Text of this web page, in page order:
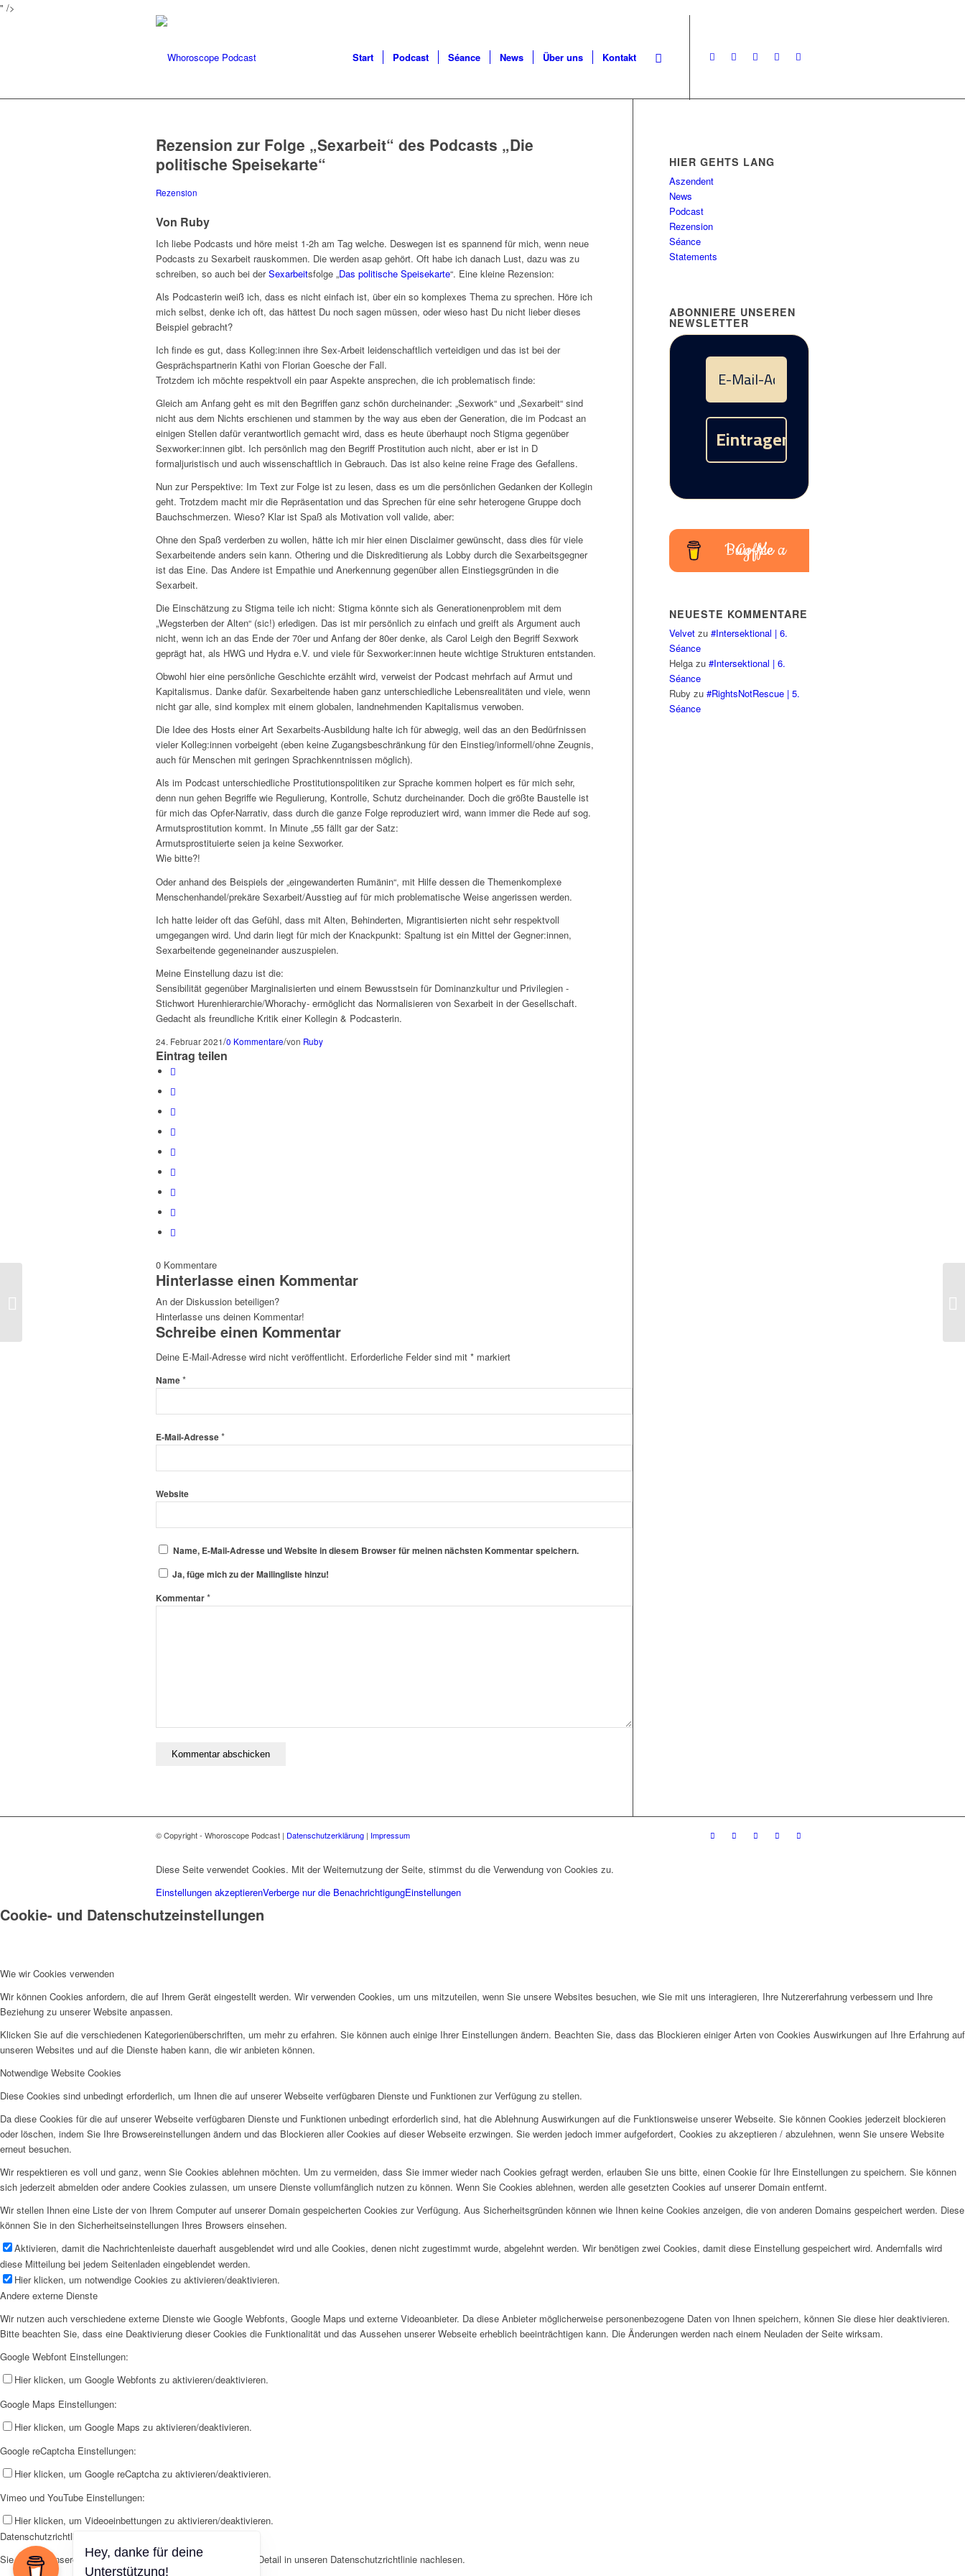
" />
Start Podcast Séance News Über uns Kontakt
Rezension zur Folge „Sexarbeit“ des Podcasts „Die
politische Speisekarte“
Rezension
Von Ruby
Ich liebe Podcasts und höre meist 1-2h am Tag welche. Deswegen ist es spannend für mich, wenn neue
Podcasts zu Sexarbeit rauskommen. Die werden asap gehört. Oft habe ich danach Lust, dazu was zu
schreiben, so auch bei derSexarbeitsfolge „Das politische Speisekarte“. Eine kleine Rezension:
Als Podcasterin weiß ich, dass es nicht einfach ist, über ein so komplexes Thema zu sprechen. Höre ich
mich selbst, denke ich oft, das hättest Du noch sagen müssen, oder wieso hast Du nicht lieber dieses
Beispiel gebracht?
Ich finde es gut, dass Kolleg:innen ihre Sex-Arbeit leidenschaftlich verteidigen und das ist bei der
Gesprächspartnerin Kathi von Florian Goesche der Fall.
Trotzdem ich möchte respektvoll ein paar Aspekte ansprechen, die ich problematisch finde:
Gleich am Anfang geht es mit den Begriffen ganz schön durcheinander: „Sexwork“ und „Sexarbeit“ sind
nicht aus dem Nichts erschienen und stammen by the way aus eben der Generation, die im Podcast an
einigen Stellen dafür verantwortlich gemacht wird, dass es heute überhaupt noch Stigma gegenüber
Sexworker:innen gibt. Ich persönlich mag den Begriff Prostitution auch nicht, aber er ist in D
formaljuristisch und auch wissenschaftlich in Gebrauch. Das ist also keine reine Frage des Gefallens.
Nun zur Perspektive: Im Text zur Folge ist zu lesen, dass es um die persönlichen Gedanken der Kollegin
geht. Trotzdem macht mir die Repräsentation und das Sprechen für eine sehr heterogene Gruppe doch
Bauchschmerzen. Wieso? Klar ist Spaß als Motivation voll valide, aber:
Ohne den Spaß verderben zu wollen, hätte ich mir hier einen Disclaimer gewünscht, dass dies für viele
Sexarbeitende anders sein kann. Othering und die Diskreditierung als Lobby durch die Sexarbeitsgegner
ist das Eine. Das Andere ist Empathie und Anerkennung gegenüber allen Einstiegsgründen in die
Sexarbeit.
Die Einschätzung zu Stigma teile ich nicht: Stigma könnte sich als Generationenproblem mit dem
„Wegsterben der Alten“ (sic!) erledigen. Das ist mir persönlich zu einfach und greift als Argument auch
nicht, wenn ich an das Ende der 70er und Anfang der 80er denke, als Carol Leigh den Begriff Sexwork
geprägt hat, als HWG und Hydra e.V. und viele für Sexworker:innen heute wichtige Strukturen entstanden.
Obwohl hier eine persönliche Geschichte erzählt wird, verweist der Podcast mehrfach auf Armut und
Kapitalismus. Danke dafür. Sexarbeitende haben ganz unterschiedliche Lebensrealitäten und viele, wenn
nicht gar alle, sind komplex mit einem globalen, landnehmenden Kapitalismus verwoben.
Die Idee des Hosts einer Art Sexarbeits-Ausbildung halte ich für abwegig, weil das an den Bedürfnissen
vieler Kolleg:innen vorbeigeht (eben keine Zugangsbeschränkung für den Einstieg/informell/ohne Zeugnis,
auch für Menschen mit geringen Sprachkenntnissen möglich).
Als im Podcast unterschiedliche Prostitutionspolitiken zur Sprache kommen holpert es für mich sehr,
denn nun gehen Begriffe wie Regulierung, Kontrolle, Schutz durcheinander. Doch die größte Baustelle ist
für mich das Opfer-Narrativ, dass durch die ganze Folge reproduziert wird, wann immer die Rede auf sog.
Armutsprostitution kommt. In Minute „55 fällt gar der Satz:
Armutsprostituierte seien ja keine Sexworker.
Wie bitte?!
Oder anhand des Beispiels der „eingewanderten Rumänin“, mit Hilfe dessen die Themenkomplexe
Menschenhandel/prekäre Sexarbeit/Ausstieg auf für mich problematische Weise angerissen werden.
Ich hatte leider oft das Gefühl, dass mit Alten, Behinderten, Migrantisierten nicht sehr respektvoll
umgegangen wird. Und darin liegt für mich der Knackpunkt: Spaltung ist ein Mittel der Gegner:innen,
Sexarbeitende gegeneinander auszuspielen.
Meine Einstellung dazu ist die:
Sensibilität gegenüber Marginalisierten und einem Bewusstsein für Dominanzkultur und Privilegien -
Stichwort Hurenhierarchie/Whorachy- ermöglicht das Normalisieren von Sexarbeit in der Gesellschaft.
Gedacht als freundliche Kritik einer Kollegin & Podcasterin.
24. Februar 2021/0 Kommentare/von Ruby
Eintrag teilen
0 Kommentare
Hinterlasse einen Kommentar
An der Diskussion beteiligen?
Hinterlasse uns deinen Kommentar!
Schreibe einen Kommentar
Deine E-Mail-Adresse wird nicht veröffentlicht. Erforderliche Felder sind mit * markiert
Name*
E-Mail-Adresse*
Website
Name, E-Mail-Adresse und Website in diesem Browser für meinen nächsten Kommentar speichern.
Ja, füge mich zu der Mailingliste hinzu!
Kommentar*
HIER GEHTS LANG
Aszendent
News
Podcast
Rezension
Séance
Statements
ABONNIERE UNSEREN
NEWSLETTER
Buy Me a Coffee
NEUESTE KOMMENTARE
Velvet zu#Intersektional | 6.
Séance
Helga zu#Intersektional | 6.
Séance
Ruby zu#RightsNotRescue | 5.
Séance
© Copyright - Whoroscope Podcast | Datenschutzerklärung | Impressum
Diese Seite verwendet Cookies. Mit der Weiternutzung der Seite, stimmst du die Verwendung von Cookies zu.
Einstellungen akzeptierenVerberge nur die BenachrichtigungEinstellungen
Cookie- und Datenschutzeinstellungen
Wie wir Cookies verwenden
Wir können Cookies anfordern, die auf Ihrem Gerät eingestellt werden. Wir verwenden Cookies, um uns mitzuteilen, wenn Sie unsere Websites besuchen, wie Sie mit uns interagieren, Ihre Nutzererfahrung verbessern und Ihre
Beziehung zu unserer Website anpassen.
Klicken Sie auf die verschiedenen Kategorienüberschriften, um mehr zu erfahren. Sie können auch einige Ihrer Einstellungen ändern. Beachten Sie, dass das Blockieren einiger Arten von Cookies Auswirkungen auf Ihre Erfahrung auf
unseren Websites und auf die Dienste haben kann, die wir anbieten können.
Notwendige Website Cookies
Diese Cookies sind unbedingt erforderlich, um Ihnen die auf unserer Webseite verfügbaren Dienste und Funktionen zur Verfügung zu stellen.
Da diese Cookies für die auf unserer Webseite verfügbaren Dienste und Funktionen unbedingt erforderlich sind, hat die Ablehnung Auswirkungen auf die Funktionsweise unserer Webseite. Sie können Cookies jederzeit blockieren
oder löschen, indem Sie Ihre Browsereinstellungen ändern und das Blockieren aller Cookies auf dieser Webseite erzwingen. Sie werden jedoch immer aufgefordert, Cookies zu akzeptieren / abzulehnen, wenn Sie unsere Website
erneut besuchen.
Wir respektieren es voll und ganz, wenn Sie Cookies ablehnen möchten. Um zu vermeiden, dass Sie immer wieder nach Cookies gefragt werden, erlauben Sie uns bitte, einen Cookie für Ihre Einstellungen zu speichern. Sie können
sich jederzeit abmelden oder andere Cookies zulassen, um unsere Dienste vollumfänglich nutzen zu können. Wenn Sie Cookies ablehnen, werden alle gesetzten Cookies auf unserer Domain entfernt.
Wir stellen Ihnen eine Liste der von Ihrem Computer auf unserer Domain gespeicherten Cookies zur Verfügung. Aus Sicherheitsgründen können wie Ihnen keine Cookies anzeigen, die von anderen Domains gespeichert werden. Diese
können Sie in den Sicherheitseinstellungen Ihres Browsers einsehen.
Aktivieren, damit die Nachrichtenleiste dauerhaft ausgeblendet wird und alle Cookies, denen nicht zugestimmt wurde, abgelehnt werden. Wir benötigen zwei Cookies, damit diese Einstellung gespeichert wird. Andernfalls wird
diese Mitteilung bei jedem Seitenladen eingeblendet werden.
Hier klicken, um notwendige Cookies zu aktivieren/deaktivieren.
Andere externe Dienste
Wir nutzen auch verschiedene externe Dienste wie Google Webfonts, Google Maps und externe Videoanbieter. Da diese Anbieter möglicherweise personenbezogene Daten von Ihnen speichern, können Sie diese hier deaktivieren.
Bitte beachten Sie, dass eine Deaktivierung dieser Cookies die Funktionalität und das Aussehen unserer Webseite erheblich beeinträchtigen kann. Die Änderungen werden nach einem Neuladen der Seite wirksam.
Google Webfont Einstellungen:
Hier klicken, um Google Webfonts zu aktivieren/deaktivieren.
Google Maps Einstellungen:
Hier klicken, um Google Maps zu aktivieren/deaktivieren.
Google reCaptcha Einstellungen:
Hier klicken, um Google reCaptcha zu aktivieren/deaktivieren.
Vimeo und YouTube Einstellungen:
Hier klicken, um Videoeinbettungen zu aktivieren/deaktivieren.
Datenschutzrichtlinie
Sie können unsere Cookies und Datenschutzeinstellungen im Detail in unseren Datenschutzrichtlinie nachlesen.